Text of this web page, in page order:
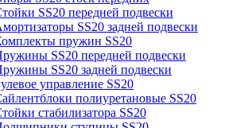
SS20 передней подвески
SS20 задней подвески
пружин SS20
SS20 передней подвески
SS20 задней подвески
управление SS20
полиуретановые SS20
стабилизатора SS20